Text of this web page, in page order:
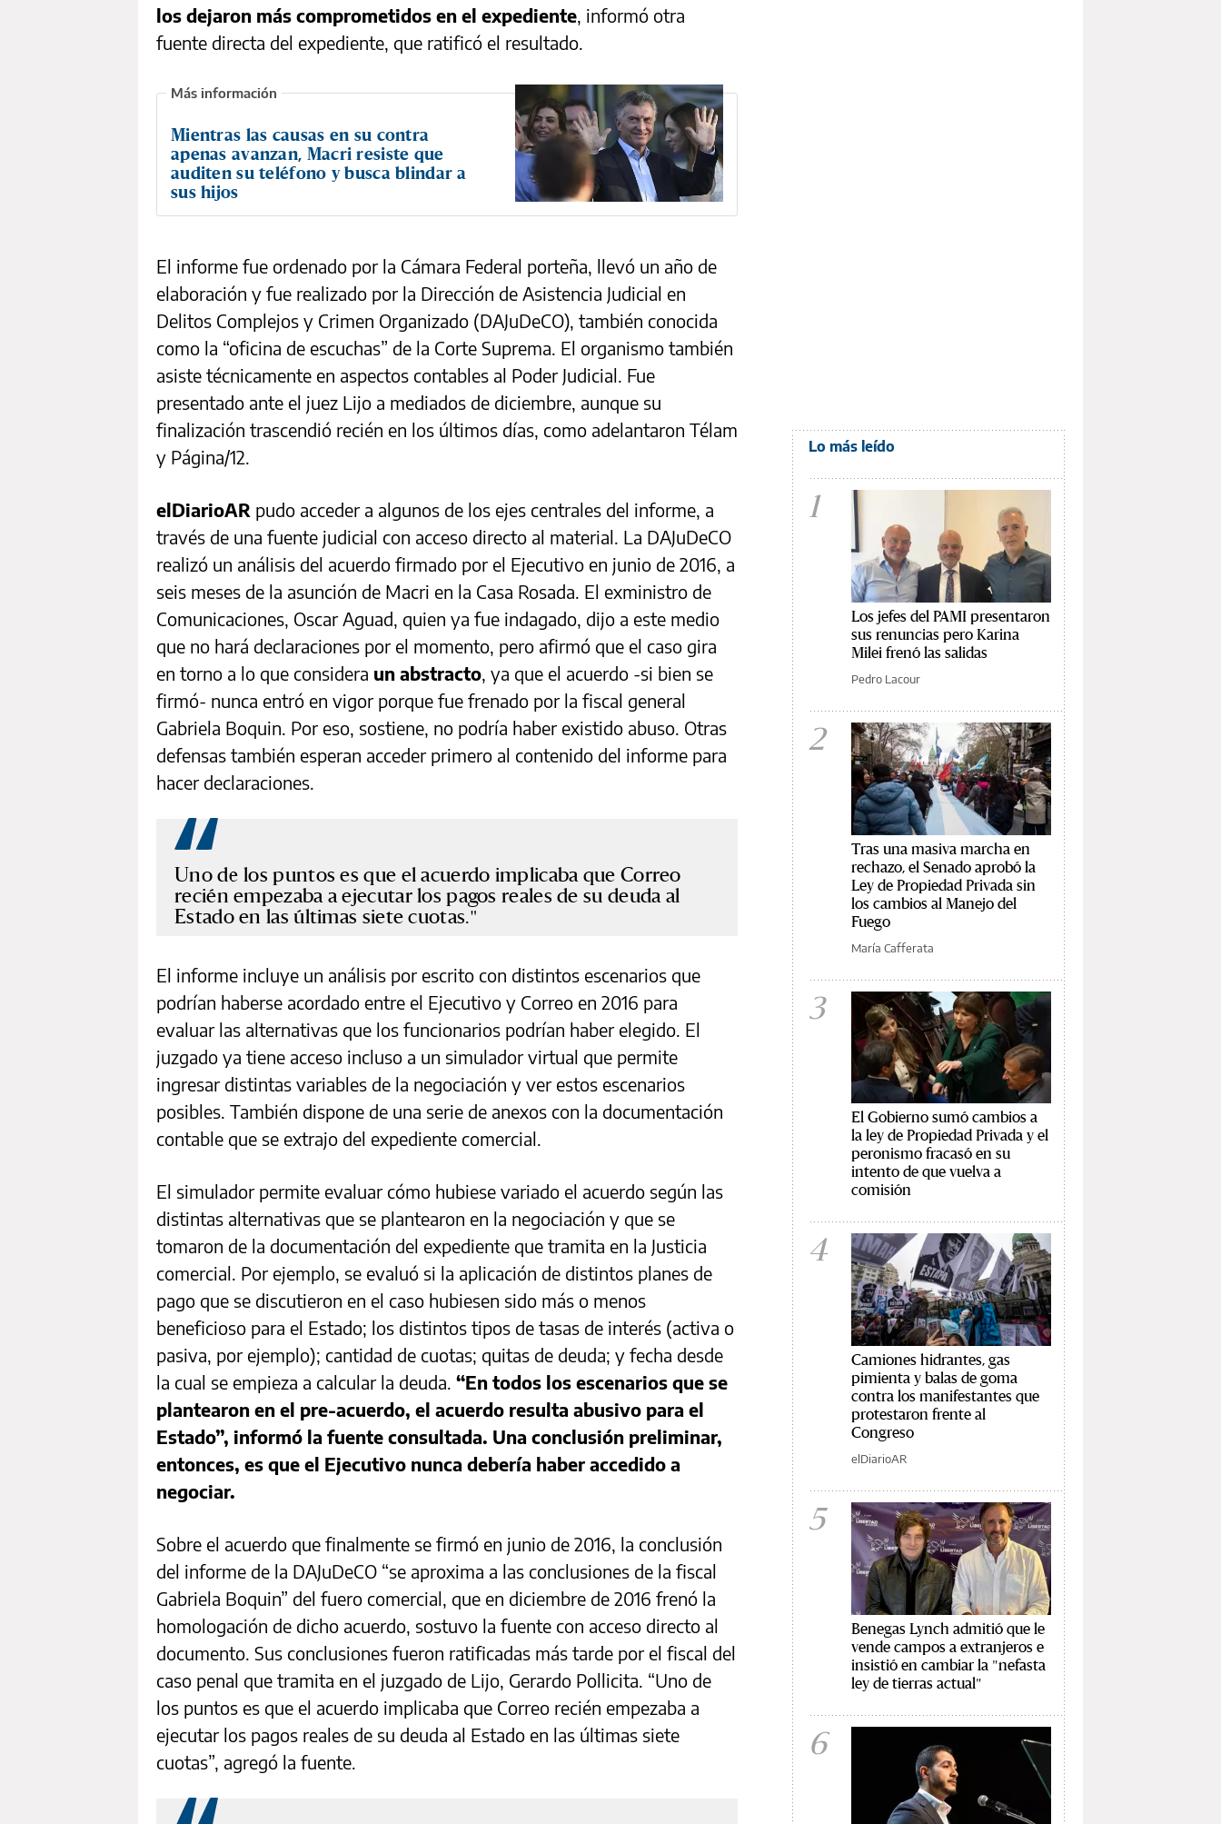
los dejaron más comprometidos en el expediente, informó otra
fuente directa del expediente, que ratificó el resultado.
Mientras las causas en su contra
apenas avanzan, Macri resiste que
auditen su teléfono y busca blindar a
sus hijos
El informe fue ordenado por la Cámara Federal porteña, llevó un año de
elaboración y fue realizado por la Dirección de Asistencia Judicial en
Delitos Complejos y Crimen Organizado (DAJuDeCO), también conocida
como la “oficina de escuchas” de la Corte Suprema. El organismo también
asiste técnicamente en aspectos contables al Poder Judicial. Fue
presentado ante el juez Lijo a mediados de diciembre, aunque su
finalización trascendió recién en los últimos días, como adelantaron Télam
y Página/12.
elDiarioAR pudo acceder a algunos de los ejes centrales del informe, a
través de una fuente judicial con acceso directo al material. La DAJuDeCO
realizó un análisis del acuerdo firmado por el Ejecutivo en junio de 2016, a
seis meses de la asunción de Macri en la Casa Rosada. El exministro de
Comunicaciones, Oscar Aguad, quien ya fue indagado, dijo a este medio
que no hará declaraciones por el momento, pero afirmó que el caso gira
en torno a lo que considera un abstracto, ya que el acuerdo -si bien se
firmó- nunca entró en vigor porque fue frenado por la fiscal general
Gabriela Boquin. Por eso, sostiene, no podría haber existido abuso. Otras
defensas también esperan acceder primero al contenido del informe para
hacer declaraciones.
Uno de los puntos es que el acuerdo implicaba que Correo
recién empezaba a ejecutar los pagos reales de su deuda al
Estado en las últimas siete cuotas.
El informe incluye un análisis por escrito con distintos escenarios que
podrían haberse acordado entre el Ejecutivo y Correo en 2016 para
evaluar las alternativas que los funcionarios podrían haber elegido. El
juzgado ya tiene acceso incluso a un simulador virtual que permite
ingresar distintas variables de la negociación y ver estos escenarios
posibles. También dispone de una serie de anexos con la documentación
contable que se extrajo del expediente comercial.
El simulador permite evaluar cómo hubiese variado el acuerdo según las
distintas alternativas que se plantearon en la negociación y que se
tomaron de la documentación del expediente que tramita en la Justicia
comercial. Por ejemplo, se evaluó si la aplicación de distintos planes de
pago que se discutieron en el caso hubiesen sido más o menos
beneficioso para el Estado; los distintos tipos de tasas de interés (activa o
pasiva, por ejemplo); cantidad de cuotas; quitas de deuda; y fecha desde
la cual se empieza a calcular la deuda. “En todos los escenarios que se
plantearon en el pre-acuerdo, el acuerdo resulta abusivo para el
Estado”, informó la fuente consultada. Una conclusión preliminar,
entonces, es que el Ejecutivo nunca debería haber accedido a
negociar.
Sobre el acuerdo que finalmente se firmó en junio de 2016, la conclusión
del informe de la DAJuDeCO “se aproxima a las conclusiones de la fiscal
Gabriela Boquin” del fuero comercial, que en diciembre de 2016 frenó la
homologación de dicho acuerdo, sostuvo la fuente con acceso directo al
documento. Sus conclusiones fueron ratificadas más tarde por el fiscal del
caso penal que tramita en el juzgado de Lijo, Gerardo Pollicita. “Uno de
los puntos es que el acuerdo implicaba que Correo recién empezaba a
ejecutar los pagos reales de su deuda al Estado en las últimas siete
cuotas”, agregó la fuente.
Lo más leído
1
Los jefes del PAMI presentaron
sus renuncias pero Karina
Milei frenó las salidas
Pedro Lacour
2
Tras una masiva marcha en
rechazo, el Senado aprobó la
Ley de Propiedad Privada sin
los cambios al Manejo del
Fuego
María Cafferata
3
El Gobierno sumó cambios a
la ley de Propiedad Privada y el
peronismo fracasó en su
intento de que vuelva a
comisión
4
Camiones hidrantes, gas
pimienta y balas de goma
contra los manifestantes que
protestaron frente al
Congreso
elDiarioAR
5
Benegas Lynch admitió que le
vende campos a extranjeros e
insistió en cambiar la "nefasta
ley de tierras actual"
6